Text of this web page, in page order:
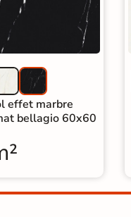
/
effet marbre
bellagio 60x60